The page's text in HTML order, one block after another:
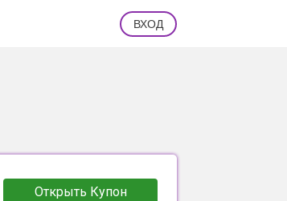
ВХОД
Открыть Купон